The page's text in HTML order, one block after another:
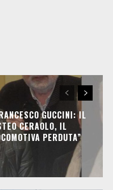
GUCCINI: IL
CERAOLO, IL
PERDUTA”